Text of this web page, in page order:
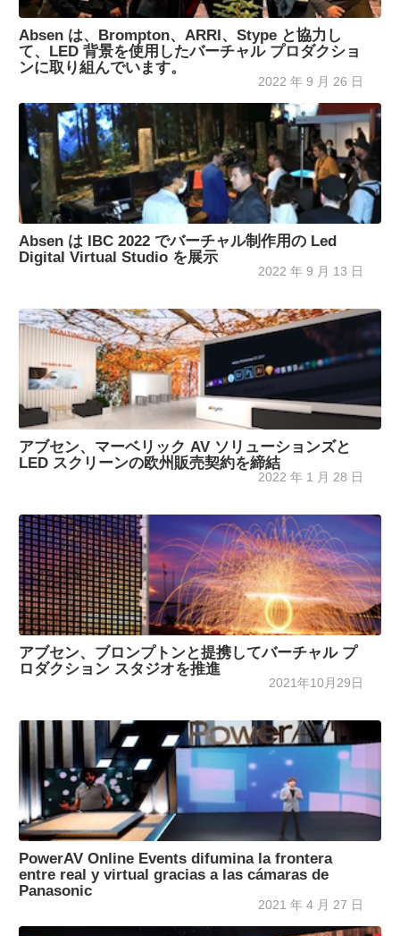
Absen は、Brompton、ARRI、Stype と協力し
て、LED 背景を使用したバーチャル プロダクショ
ンに取り組んでいます。
2022 年 9 月 26 日
Absen は IBC 2022 でバーチャル制作用の Led
Digital Virtual Studio を展示
2022 年 9 月 13 日
アブセン、マーベリック AV ソリューションズと
LED スクリーンの欧州販売契約を締結
2022 年 1 月 28 日
アブセン、ブロンプトンと提携してバーチャル プ
ロダクション スタジオを推進
2021年10月29日
PowerAV Online Events difumina la frontera
entre real y virtual gracias a las cámaras de
Panasonic
2021 年 4 月 27 日